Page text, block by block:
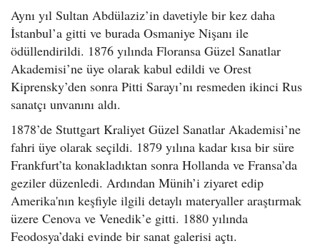
Aynı yıl Sultan Abdülaziz’in davetiyle bir kez daha
İstanbul’a gitti ve burada Osmaniye Nişanı ile
ödüllendirildi. 1876 yılında Floransa Güzel Sanatlar
Akademisi’ne üye olarak kabul edildi ve Orest
Kiprensky’den sonra Pitti Sarayı’nı resmeden ikinci Rus
sanatçı unvanını aldı.
1878’de Stuttgart Kraliyet Güzel Sanatlar Akademisi’ne
fahri üye olarak seçildi. 1879 yılına kadar kısa bir süre
Frankfurt’ta konakladıktan sonra Hollanda ve Fransa’da
geziler düzenledi. Ardından Münih’i ziyaret edip
Amerika'nın keşfiyle ilgili detaylı materyaller araştırmak
üzere Cenova ve Venedik’e gitti. 1880 yılında
Feodosya’daki evinde bir sanat galerisi açtı.